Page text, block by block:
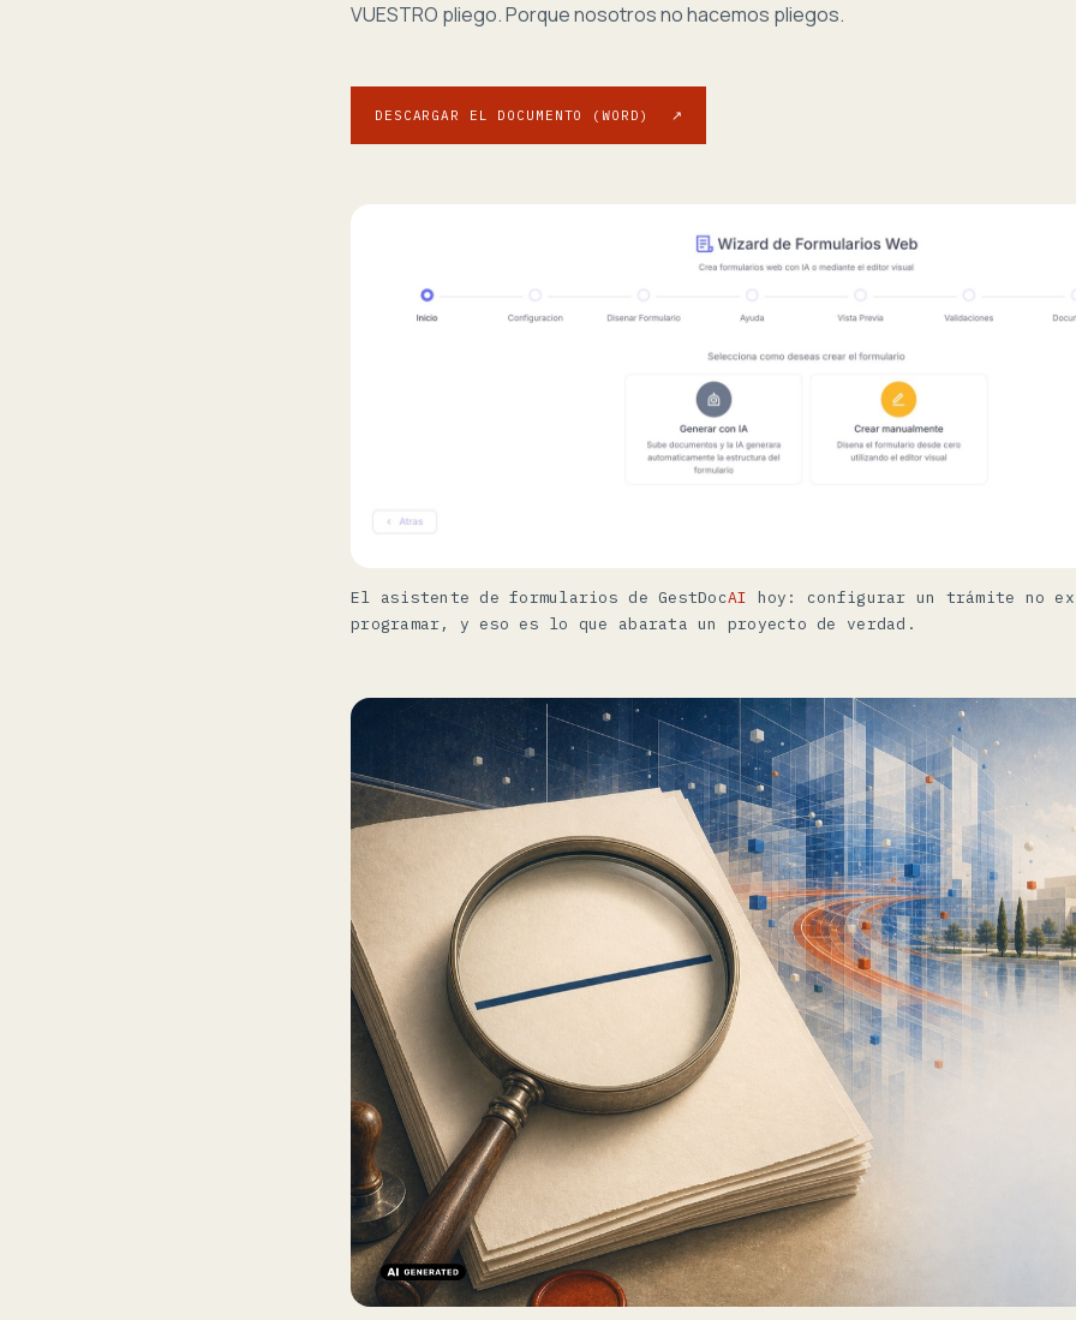
VUESTRO pliego. Porque nosotros no hacemos pliegos.
DESCARGAR EL DOCUMENTO (WORD) ↗
El asistente de formularios de GestDocAI hoy: configurar un trámite no
programar, y eso es lo que abarata un proyecto de verdad.